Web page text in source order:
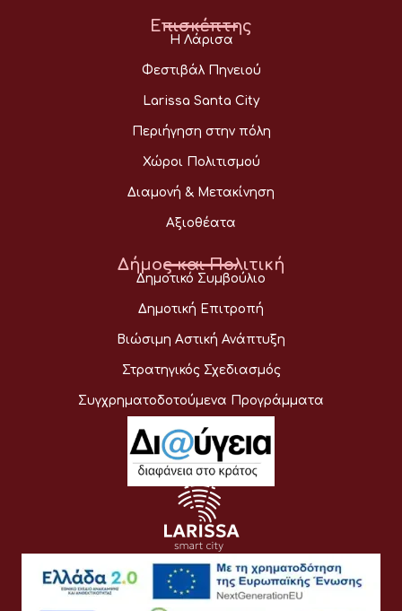
Επισκέπτης
Η Λάρισα
Φεστιβάλ Πηνειού
Larissa Santa City
Περιήγηση στην πόλη
Χώροι Πολιτισμού
Διαμονή & Μετακίνηση
Αξιοθέατα
Δήμος και Πολιτική
Δημοτικό Συμβούλιο
Δημοτική Επιτροπή
Βιώσιμη Αστική Ανάπτυξη
Στρατηγικός Σχεδιασμός
Συγχρηματοδοτούμενα Προγράμματα